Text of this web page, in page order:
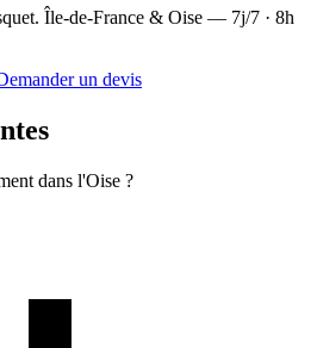
Île-de-France & Oise — 7j/7 · 8h
un devis
dans l'Oise ?